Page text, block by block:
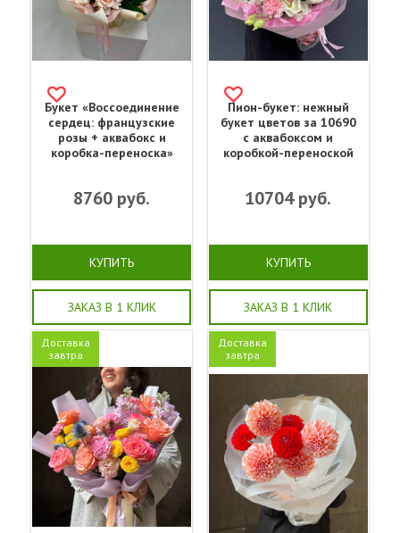
Букет «Воссоединение
сердец: французские
розы + аквабокс и
коробка-переноска»
8760 руб.
КУПИТЬ
ЗАКАЗ В 1 КЛИК
Пион-букет: нежный
букет цветов за 10690
с аквабоксом и
коробкой-переноской
10704руб.
КУПИТЬ
ЗАКАЗ В 1 КЛИК
Доставка
завтра
Доставка
завтра